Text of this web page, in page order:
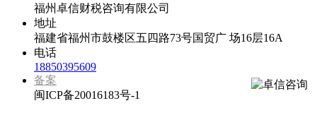
福州卓信财税咨询有限公司
地址
福建省福州市鼓楼区五四路73号国贸广 场16层16A
电话
18850395609
备案
闽ICP备20016183号-1